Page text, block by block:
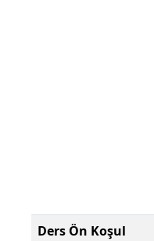
Ders Ön Koşul